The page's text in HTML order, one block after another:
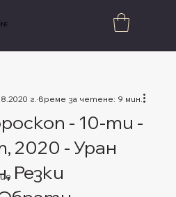
- 10-ти -
2020 - Уран
Резки
г.време за четене: 9 мин.